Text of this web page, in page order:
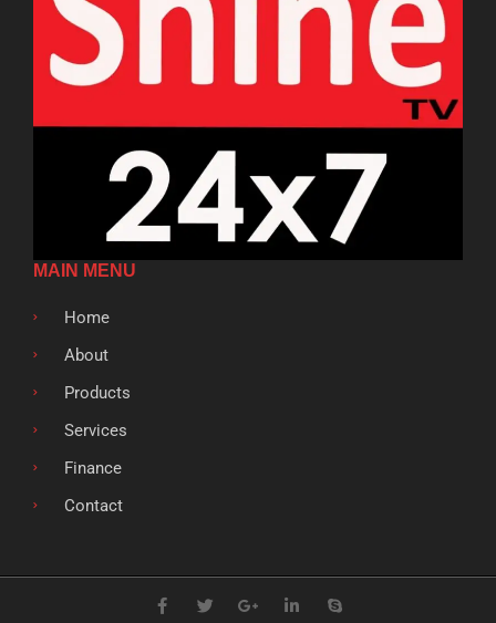
MAIN MENU
Home
About
Products
Services
Finance
Contact
a
c
w
i
o
o
i
n
k
y